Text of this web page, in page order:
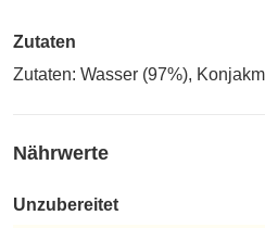
Zutaten
Zutaten: Wasser (97%),
Nährwerte
Unzubereitet